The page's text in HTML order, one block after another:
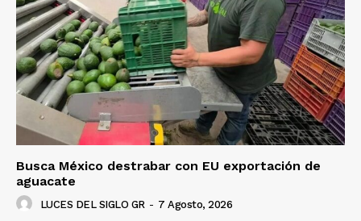
Busca México destrabar con EU exportación de
aguacate
LUCES DEL SIGLO GR - 7 Agosto, 2026